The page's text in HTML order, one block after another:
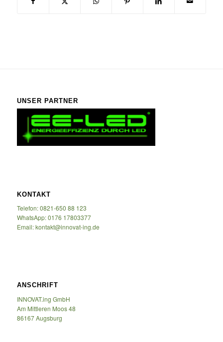
UNSER PARTNER
KONTAKT
Telefon: 0821-650 88 123
WhatsApp: 0176 17803377
Email: kontakt@innovat-ing.de
ANSCHRIFT
INNOVAT.ing GmbH
Am Mittleren Moos 48
86167 Augsburg